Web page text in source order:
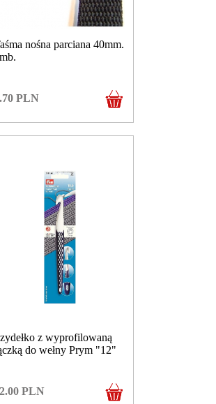
nośna parciana 40mm.
PLN
z wyprofilowaną
do wełny Prym "12"
PLN